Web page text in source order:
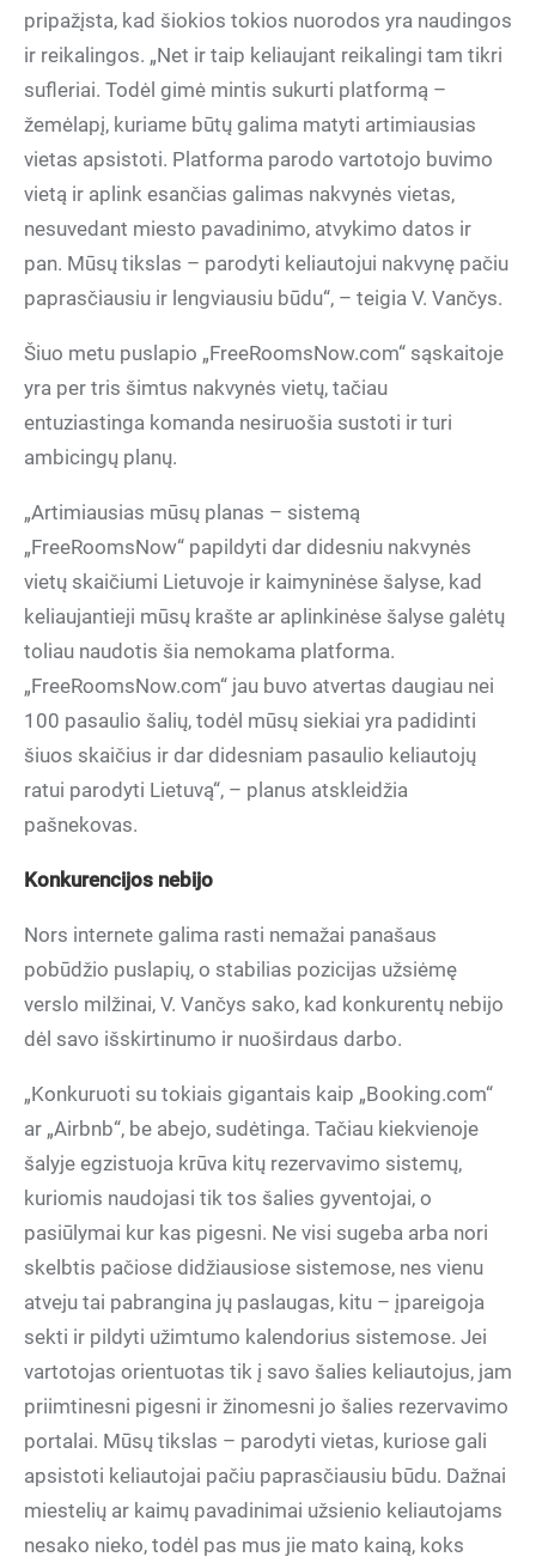
pripažįsta, kad šiokios tokios nuorodos yra naudingos
ir reikalingos. „Net ir taip keliaujant reikalingi tam tikri
sufleriai. Todėl gimė mintis sukurti platformą –
žemėlapį, kuriame būtų galima matyti artimiausias
vietas apsistoti. Platforma parodo vartotojo buvimo
vietą ir aplink esančias galimas nakvynės vietas,
nesuvedant miesto pavadinimo, atvykimo datos ir
pan. Mūsų tikslas – parodyti keliautojui nakvynę pačiu
paprasčiausiu ir lengviausiu būdu“, – teigia V. Vančys.
Šiuo metu puslapio „FreeRoomsNow.com“ sąskaitoje
yra per tris šimtus nakvynės vietų, tačiau
entuziastinga komanda nesiruošia sustoti ir turi
ambicingų planų.
„Artimiausias mūsų planas – sistemą
„FreeRoomsNow“ papildyti dar didesniu nakvynės
vietų skaičiumi Lietuvoje ir kaimyninėse šalyse, kad
keliaujantieji mūsų krašte ar aplinkinėse šalyse galėtų
toliau naudotis šia nemokama platforma.
„FreeRoomsNow.com“ jau buvo atvertas daugiau nei
100 pasaulio šalių, todėl mūsų siekiai yra padidinti
šiuos skaičius ir dar didesniam pasaulio keliautojų
ratui parodyti Lietuvą“, – planus atskleidžia
pašnekovas.
Konkurencijos nebijo
Nors internete galima rasti nemažai panašaus
pobūdžio puslapių, o stabilias pozicijas užsiėmę
verslo milžinai, V. Vančys sako, kad konkurentų nebijo
dėl savo išskirtinumo ir nuoširdaus darbo.
„Konkuruoti su tokiais gigantais kaip „Booking.com“
ar „Airbnb“, be abejo, sudėtinga. Tačiau kiekvienoje
šalyje egzistuoja krūva kitų rezervavimo sistemų,
kuriomis naudojasi tik tos šalies gyventojai, o
pasiūlymai kur kas pigesni. Ne visi sugeba arba nori
skelbtis pačiose didžiausiose sistemose, nes vienu
atveju tai pabrangina jų paslaugas, kitu – įpareigoja
sekti ir pildyti užimtumo kalendorius sistemose. Jei
vartotojas orientuotas tik į savo šalies keliautojus, jam
priimtinesni pigesni ir žinomesni jo šalies rezervavimo
portalai. Mūsų tikslas – parodyti vietas, kuriose gali
apsistoti keliautojai pačiu paprasčiausiu būdu. Dažnai
miestelių ar kaimų pavadinimai užsienio keliautojams
nesako nieko, todėl pas mus jie mato kainą, koks